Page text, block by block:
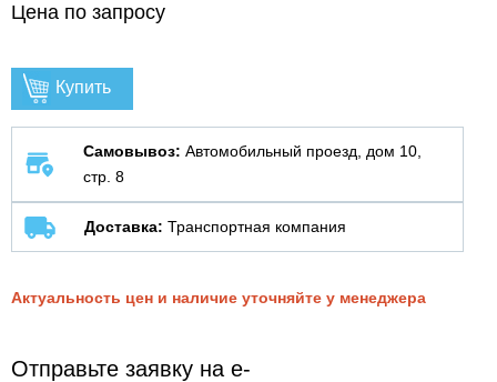
Цена по запросу
Купить
Самовывоз: Автомобильный проезд, дом 10,
стр. 8
Доставка: Транспортная компания
Актуальность цен и наличие уточняйте у менеджера
Отправьте заявку на e-